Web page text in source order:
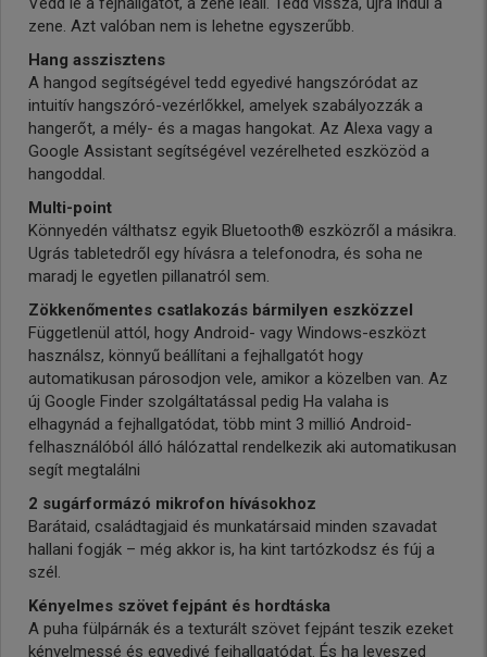
zene. Azt valóban nem is lehetne egyszerűbb.
Hang asszisztens
A hangod segítségével tedd egyedivé hangszóródat az
intuitív hangszóró-vezérlőkkel, amelyek szabályozzák a
hangerőt, a mély- és a magas hangokat. Az Alexa vagy a
Google Assistant segítségével vezérelheted eszközöd a
hangoddal.
Multi-point
Könnyedén válthatsz egyik Bluetooth® eszközről a másikra.
Ugrás tabletedről egy hívásra a telefonodra, és soha ne
maradj le egyetlen pillanatról sem.
Zökkenőmentes csatlakozás bármilyen eszközzel
Függetlenül attól, hogy Android- vagy Windows-eszközt
használsz, könnyű beállítani a fejhallgatót hogy
automatikusan párosodjon vele, amikor a közelben van. Az
új Google Finder szolgáltatással pedig Ha valaha is
elhagynád a fejhallgatódat, több mint 3 millió Android-
felhasználóból álló hálózattal rendelkezik aki automatikusan
segít megtalálni
2 sugárformázó mikrofon hívásokhoz
Barátaid, családtagjaid és munkatársaid minden szavadat
hallani fogják – még akkor is, ha kint tartózkodsz és fúj a
szél.
Kényelmes szövet fejpánt és hordtáska
A puha fülpárnák és a texturált szövet fejpánt teszik ezeket
kényelmessé és egyedivé fejhallgatódat. És ha leveszed